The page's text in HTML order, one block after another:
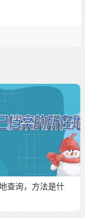
查询，方法是什